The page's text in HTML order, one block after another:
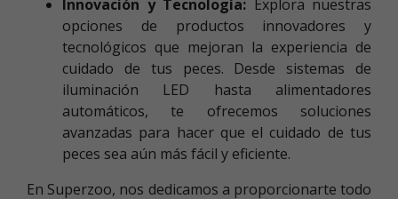
Innovación y Tecnología: Explora nuestras
opciones de productos innovadores y
tecnológicos que mejoran la experiencia de
cuidado de tus peces. Desde sistemas de
iluminación LED hasta alimentadores
automáticos, te ofrecemos soluciones
avanzadas para hacer que el cuidado de tus
peces sea aún más fácil y eficiente.
En Superzoo, nos dedicamos a proporcionarte todo